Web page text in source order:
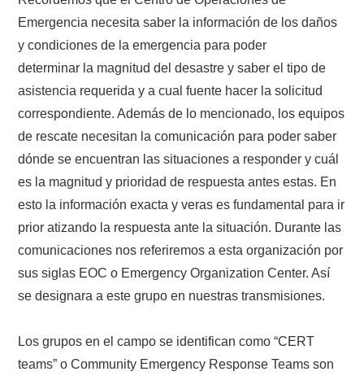
Emergencia necesita saber la información de los daños
y condiciones de la emergencia para poder
determinar la magnitud del desastre y saber el tipo de
asistencia requerida y a cual fuente hacer la solicitud
correspondiente. Además de lo mencionado, los equipos
de rescate necesitan la comunicación para poder saber
dónde se encuentran las situaciones a responder y cuál
es la magnitud y prioridad de respuesta antes estas. En
esto la información exacta y veras es fundamental para ir
prior atizando la respuesta ante la situación. Durante las
comunicaciones nos referiremos a esta organización por
sus siglas EOC o Emergency Organization Center. Así
se designara a este grupo en nuestras transmisiones.
Los grupos en el campo se identifican como “CERT
teams” o Community Emergency Response Teams son